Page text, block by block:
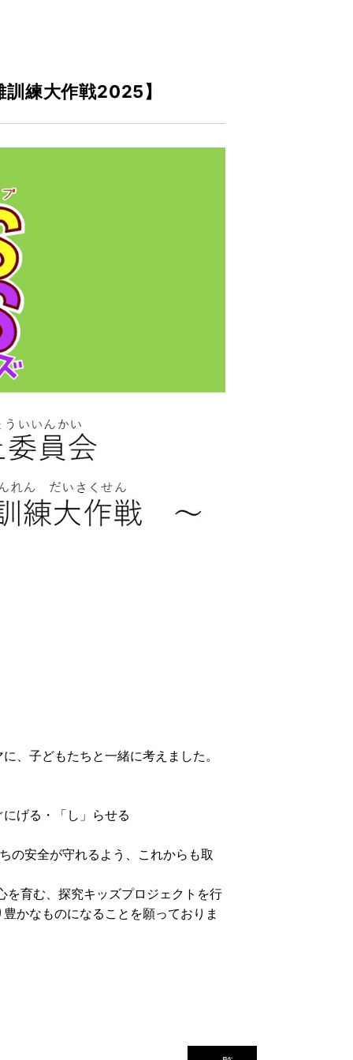
練大作戦2025】
、子どもたちと一緒に考えました。
げる・「し」らせる
の安全が守れるよう、これからも取
育む、探究キッズプロジェクトを行
かなものになることを願っておりま